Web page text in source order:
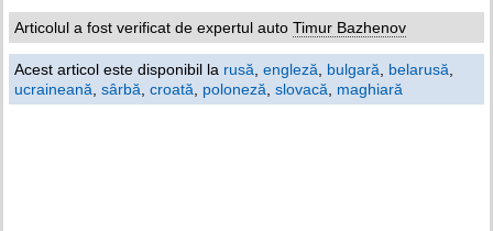
Articolul a fost verificat de expertul auto Timur Bazhenov
Acest articol este disponibil la rusă engleză bulgară belarusă
ucraineană sârbă croată poloneză slovacă maghiară